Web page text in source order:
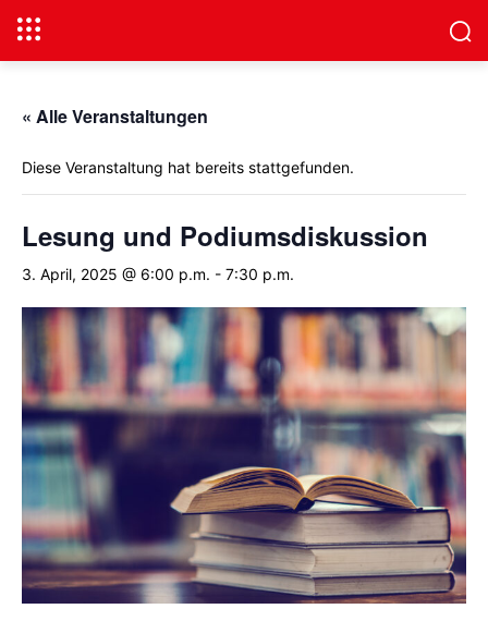
« Alle Veranstaltungen
Diese Veranstaltung hat bereits stattgefunden.
Lesung und Podiumsdiskussion
3. April, 2025 @ 6:00 p.m. - 7:30 p.m.